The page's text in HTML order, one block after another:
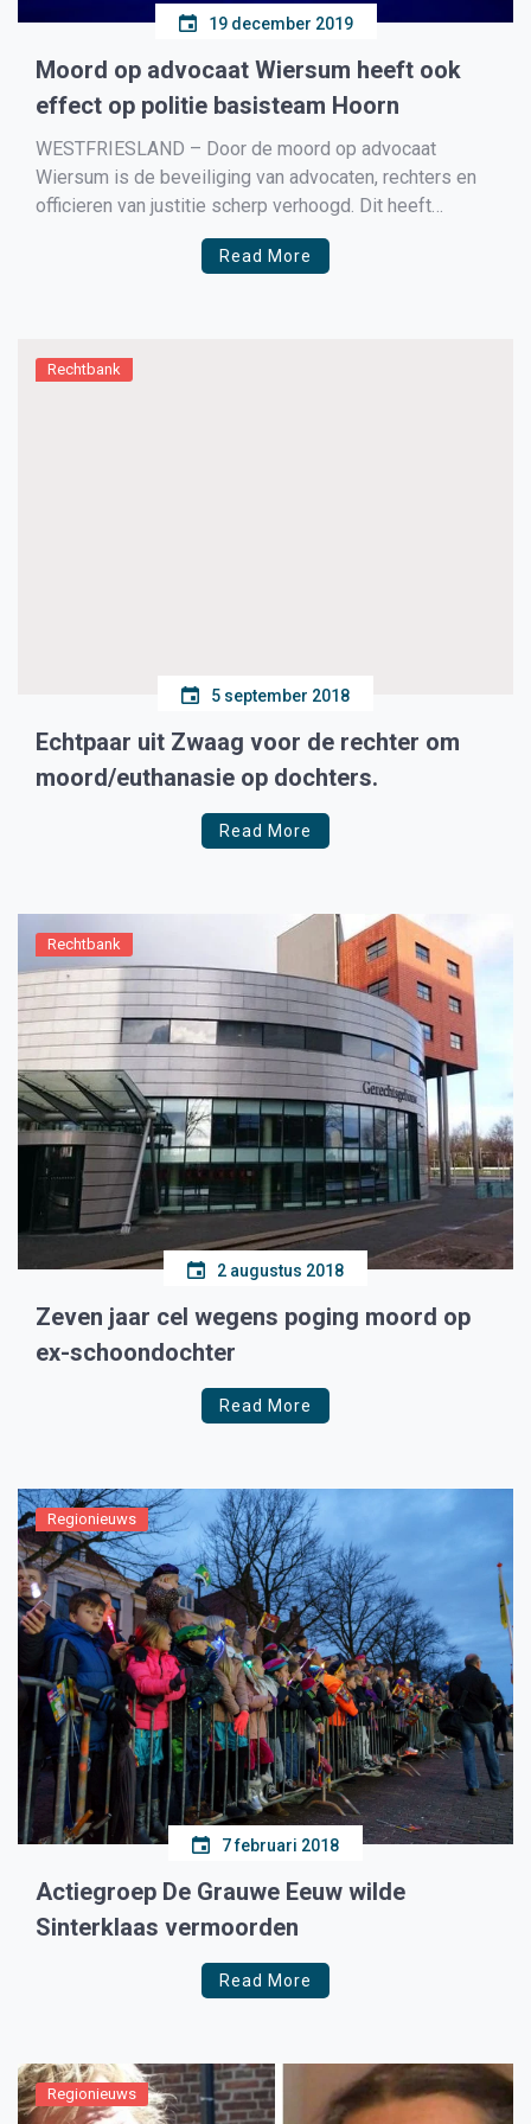
19 december 2019
Moord op advocaat Wiersum heeft ook
effect op politie basisteam Hoorn
WESTFRIESLAND – Door de moord op advocaat
Wiersum is de beveiliging van advocaten, rechters en
officieren van justitie scherp verhoogd. Dit heeft
weerslag op het functioneren van de politie in de rest
Read More
Rechtbank
5 september 2018
Echtpaar uit Zwaag voor de rechter om
moord/euthanasie op dochters.
Read More
Rechtbank
2 augustus 2018
Zeven jaar cel wegens poging moord op
ex-schoondochter
Read More
Regionieuws
7 februari 2018
Actiegroep De Grauwe Eeuw wilde
Sinterklaas vermoorden
Read More
Regionieuws